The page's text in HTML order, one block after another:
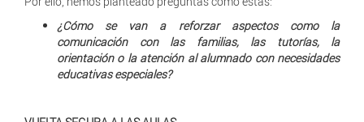
¿Cómo se van a reforzar aspectos como la
comunicación con las familias, las tutorías, la
orientación o la atención al alumnado con necesidades
educativas especiales?